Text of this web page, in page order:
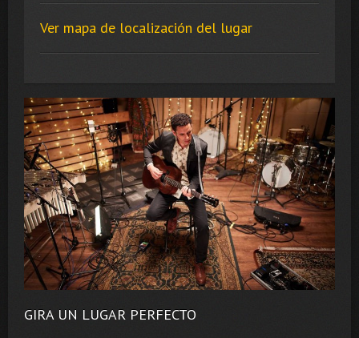
Ver mapa de localización del lugar
GIRA UN LUGAR PERFECTO